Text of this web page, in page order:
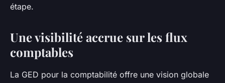
étape.
Une visibilité accrue sur les flux
comptables
La GED pour la comptabilité offre une vision globale